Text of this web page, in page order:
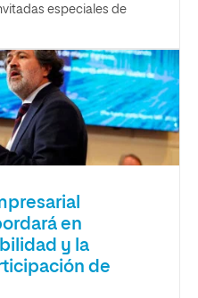
especiales de
en
y la
de